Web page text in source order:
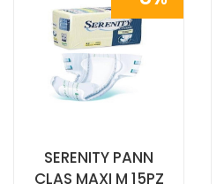
XL
3P AL
CARRELLO
SERENITY PANN
CLAS MAXI M 15PZ